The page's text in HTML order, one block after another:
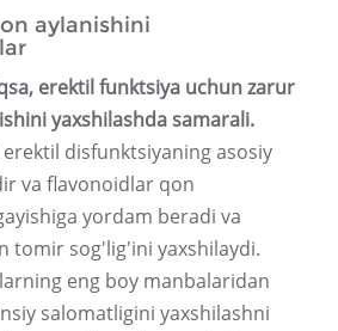
aylanishini
erektil funktsiya uchun zarur
yaxshilashda samarali.
disfunktsiyaning asosiy
va flavonoidlar qon
yordam beradi va
tomir sog'lig'ini yaxshilaydi.
eng boy manbalaridan
salomatligini yaxshilashni